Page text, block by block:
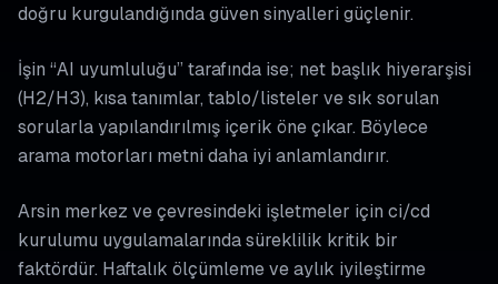
doğru kurgulandığında güven sinyalleri güçlenir.
İşin “AI uyumluluğu” tarafında ise; net başlık hiyerarşisi
(H2/H3), kısa tanımlar, tablo/listeler ve sık sorulan
sorularla yapılandırılmış içerik öne çıkar. Böylece
arama motorları metni daha iyi anlamlandırır.
Arsin merkez ve çevresindeki işletmeler için ci/cd
kurulumu uygulamalarında süreklilik kritik bir
faktördür. Haftalık ölçümleme ve aylık iyileştirme